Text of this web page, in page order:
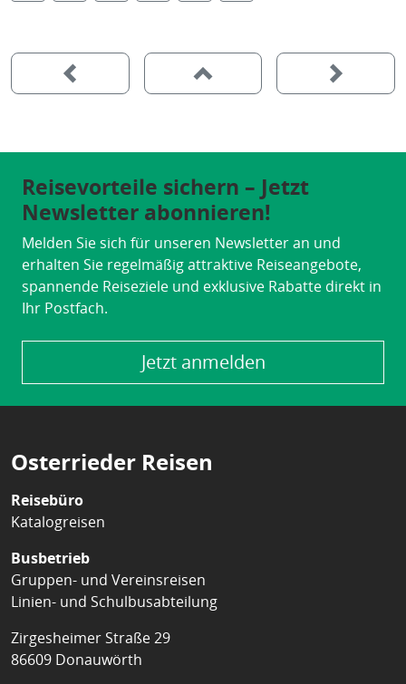
Reisevorteile sichern – Jetzt
Newsletter abonnieren!
Melden Sie sich für unseren Newsletter an und
erhalten Sie regelmäßig attraktive Reiseangebote,
spannende Reiseziele und exklusive Rabatte direkt in
Ihr Postfach.
Jetzt anmelden
Osterrieder Reisen
Reisebüro
Katalogreisen
Busbetrieb
Gruppen- und Vereinsreisen
Linien- und Schulbusabteilung
Zirgesheimer Straße 29
86609 Donauwörth